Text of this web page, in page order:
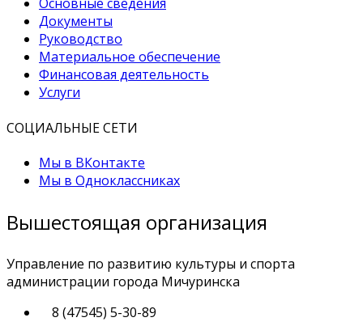
Документы
Руководство
Материальное обеспечение
Финансовая деятельность
Услуги
СОЦИАЛЬНЫЕ СЕТИ
Мы в ВКонтакте
Мы в Одноклассниках
Вышестоящая организация
Управление по развитию культуры и спорта
администрации города Мичуринска
8 (47545) 5-30-89